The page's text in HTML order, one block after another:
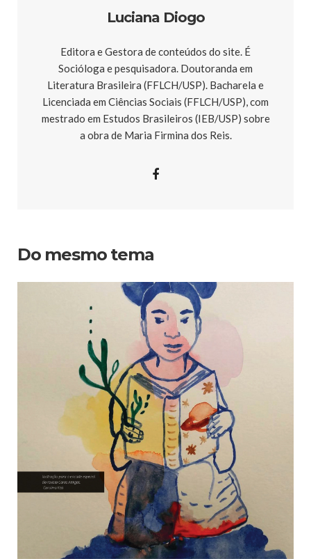
Luciana Diogo
Editora e Gestora de conteúdos do site. É
Socióloga e pesquisadora. Doutoranda em
Literatura Brasileira (FFLCH/USP). Bacharela e
Licenciada em Ciências Sociais (FFLCH/USP), com
mestrado em Estudos Brasileiros (IEB/USP) sobre
a obra de Maria Firmina dos Reis.
Do mesmo tema